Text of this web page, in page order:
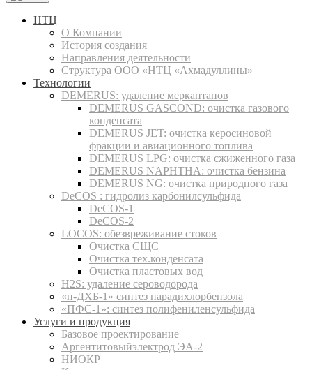
НТЦ
О Компании
История создания
Направления деятельности
Структура ООО «НТЦ «Ахмадуллины»
Технологии
DEMERUS: удаление меркаптанов
DEMERUS GASCOND: очистка газового
конденсата
DEMERUS JET: очистка керосиновой
фракции и авиационного топлива
DEMERUS LPG: очистка сжиженного газа
DEMERUS NAPHTHA: очистка бензина
DEMERUS NG: очистка природного газа
DeCOS : гидролиз карбонилсульфида
DeCOS-1
DeCOS-2
LOCOS: обезвреживание стоков
Очистка СЩС
Очистка тех.конденсата
Очистка пластовых вод
H2S: удаление сероводорода
«п-ДХБ-1» синтез парадихлорбензола
«ПФС-1»: синтез полифениленсульфида
Услуги и продукция
Базовое проектирование
Аргентитовыйэлектрод ЭА-2
НИОКР